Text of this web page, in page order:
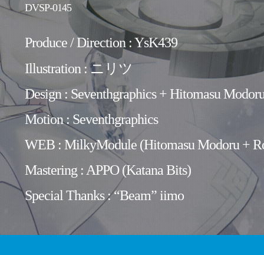
DVSP-0145
Produce / Direction : YsK439
Illustration :ニリツ
Design : Seventhgraphics + Hitomasu
Motion : Seventhgraphics
WEB : MilkyModule (Hitomasu Modoru +
Mastering : APPO (Katana Bits)
Special Thanks : “Beam” iimo